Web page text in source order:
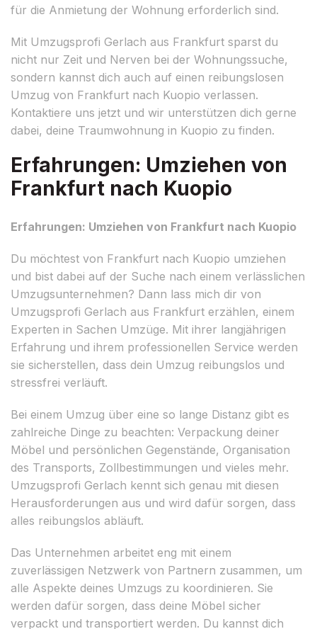
für die Anmietung der Wohnung erforderlich sind.
Mit Umzugsprofi Gerlach aus Frankfurt sparst du
nicht nur Zeit und Nerven bei der Wohnungssuche,
sondern kannst dich auch auf einen reibungslosen
Umzug von Frankfurt nach Kuopio verlassen.
Kontaktiere uns jetzt und wir unterstützen dich gerne
dabei, deine Traumwohnung in Kuopio zu finden.
Erfahrungen: Umziehen von
Frankfurt nach Kuopio
Erfahrungen: Umziehen von Frankfurt nach Kuopio
Du möchtest von Frankfurt nach Kuopio umziehen
und bist dabei auf der Suche nach einem verlässlichen
Umzugsunternehmen? Dann lass mich dir von
Umzugsprofi Gerlach aus Frankfurt erzählen, einem
Experten in Sachen Umzüge. Mit ihrer langjährigen
Erfahrung und ihrem professionellen Service werden
sie sicherstellen, dass dein Umzug reibungslos und
stressfrei verläuft.
Bei einem Umzug über eine so lange Distanz gibt es
zahlreiche Dinge zu beachten: Verpackung deiner
Möbel und persönlichen Gegenstände, Organisation
des Transports, Zollbestimmungen und vieles mehr.
Umzugsprofi Gerlach kennt sich genau mit diesen
Herausforderungen aus und wird dafür sorgen, dass
alles reibungslos abläuft.
Das Unternehmen arbeitet eng mit einem
zuverlässigen Netzwerk von Partnern zusammen, um
alle Aspekte deines Umzugs zu koordinieren. Sie
werden dafür sorgen, dass deine Möbel sicher
verpackt und transportiert werden. Du kannst dich